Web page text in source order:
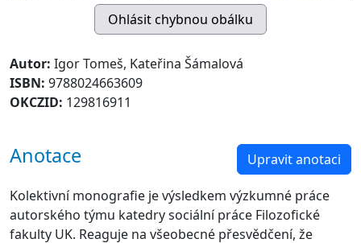
Autor: Igor Tomeš, Kateřina Šámalová
ISBN: 9788024663609
OKCZID: 129816911
Anotace Upravit anotaci
Kolektivní monografie je výsledkem výzkumné práce
autorského týmu katedry sociální práce Filozofické
fakulty UK. Reaguje na všeobecné přesvědčení, že